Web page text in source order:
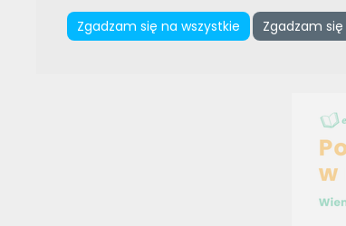
Zgadzam się na wszystkie Zgadzam